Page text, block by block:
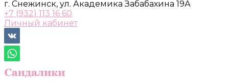
г. Снежинск, ул. Академика Забабахина 19А
+7 (932) 113 16 60
Личный кабинет